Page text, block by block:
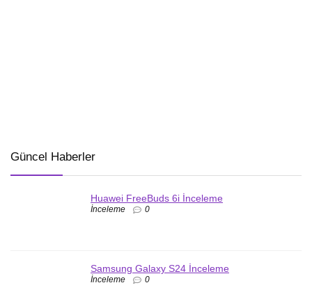
Güncel Haberler
Huawei FreeBuds 6i İnceleme
İnceleme 0
Samsung Galaxy S24 İnceleme
İnceleme 0